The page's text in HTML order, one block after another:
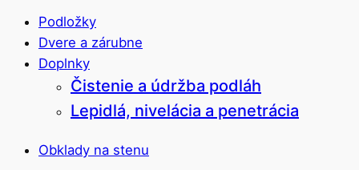
Podložky
Dvere a zárubne
Doplnky
Čistenie a údržba podláh
Lepidlá, nivelácia a penetrácia
Obklady na stenu